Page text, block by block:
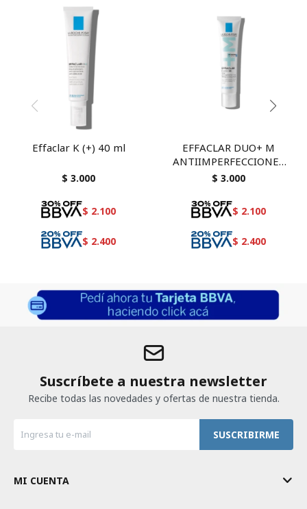
Effaclar K (+) 40 ml
$ 3.000
$ 2.100
$ 2.400
EFFACLAR DUO+ M
ANTIIMPERFECCIONES
LA ROCHE 40 ML
$ 3.000
$ 2.100
$ 2.400
Suscríbete a nuestra newsletter
Recibe todas las novedades y ofertas de nuestra tienda.
SUSCRIBIRME
MI CUENTA